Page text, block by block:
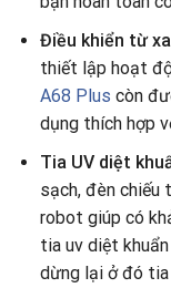
Điều khiển từ
thiết lập hoạt
A68 Plus còn
dụng thích hợp
Tia UV diệt
sạch, đèn chiếu
robot giúp có
tia uv diệt
dừng lại ở đó tia